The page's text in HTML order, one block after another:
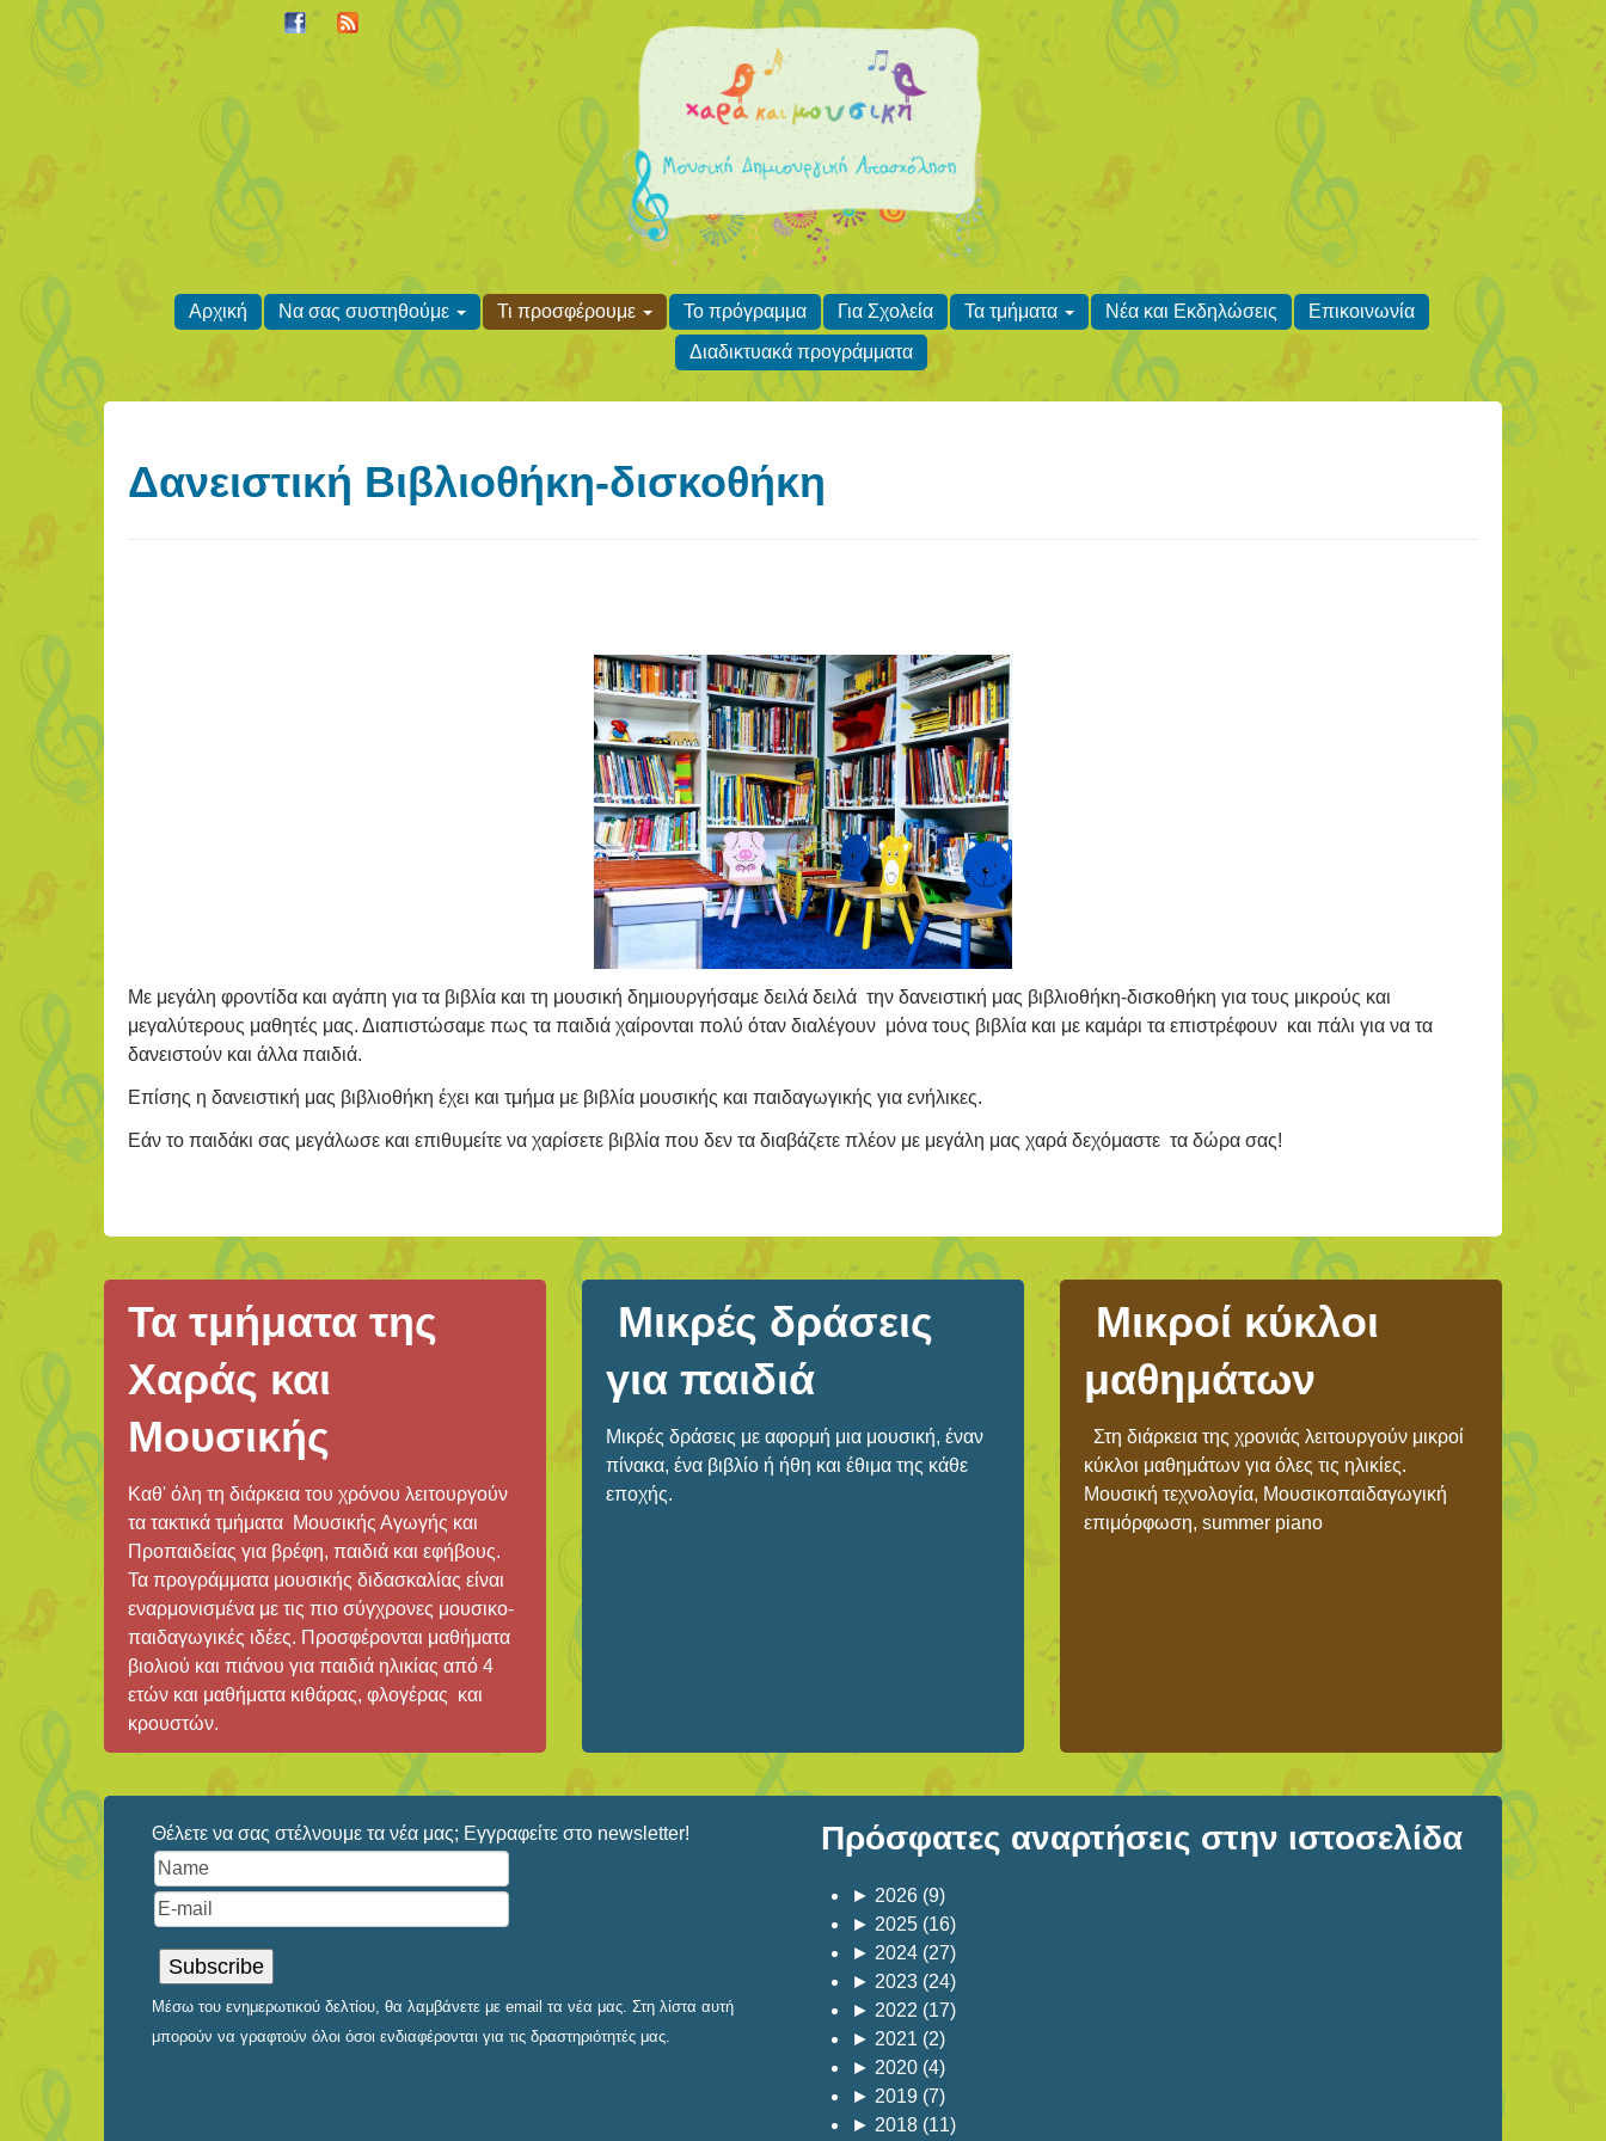
Αρχική Να σας συστηθούμε Τι προσφέρουμε Το πρόγραμμα Για Σχολεία Τα τμήματα Νέα και Εκδηλώσεις
Επικοινωνία
Διαδικτυακά προγράμματα
Δανειστική Βιβλιοθήκη-δισκοθήκη
Με μεγάλη φροντίδα και αγάπη για τα βιβλία και τη μουσική δημιουργήσαμε δειλά δειλά την δανειστική μας βιβλιοθήκη-δισκοθήκη για τους μικρούς και
μεγαλύτερους μαθητές μας. Διαπιστώσαμε πως τα παιδιά χαίρονται πολύ όταν διαλέγουν μόνα τους βιβλία και με καμάρι τα επιστρέφουν και πάλι για να τα
δανειστούν και άλλα παιδιά.
Επίσης η δανειστική μας βιβλιοθήκη έχει και τμήμα με βιβλία μουσικής και παιδαγωγικής για ενήλικες.
Εάν το παιδάκι σας μεγάλωσε και επιθυμείτε να χαρίσετε βιβλία που δεν τα διαβάζετε πλέον με μεγάλη μας χαρά δεχόμαστε τα δώρα σας!
Τα τμήματα της
Χαράς και
Μουσικής
Καθ' όλη τη διάρκεια του χρόνου λειτουργούν
τα τακτικά τμήματα Μουσικής Αγωγής και
Προπαιδείας για βρέφη, παιδιά και εφήβους.
Τα προγράμματα μουσικής διδασκαλίας είναι
εναρμονισμένα με τις πιο σύγχρονες μουσικο-
παιδαγωγικές ιδέες. Προσφέρονται μαθήματα
βιολιού και πιάνου για παιδιά ηλικίας από 4
ετών και μαθήματα κιθάρας, φλογέρας και
κρουστών.
Μικρές δράσεις
για παιδιά
Μικρές δράσεις με αφορμή μια μουσική, έναν
πίνακα, ένα βιβλίο ή ήθη και έθιμα της κάθε
εποχής.
Μικροί κύκλοι
μαθημάτων
Στη διάρκεια της χρονιάς λειτουργούν μικροί
κύκλοι μαθημάτων για όλες τις ηλικίες.
Μουσική τεχνολογία, Μουσικοπαιδαγωγική
επιμόρφωση, summer piano
Θέλετε να σας στέλνουμε τα νέα μας; Εγγραφείτε στο newsletter!
Μέσω του ενημερωτικού δελτίου, θα λαμβάνετε με email τα νέα μας. Στη λίστα αυτή
μπορούν να γραφτούν όλοι όσοι ενδιαφέρονται για τις δραστηριότητές μας.
Πρόσφατες αναρτήσεις στην ιστοσελίδα
► 2026 (9)
► 2025 (16)
► 2024 (27)
► 2023 (24)
► 2022 (17)
► 2021 (2)
► 2020 (4)
► 2019 (7)
► 2018 (11)